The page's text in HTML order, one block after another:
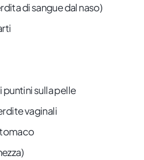
di sangue dal naso)
sulla pelle
vaginali